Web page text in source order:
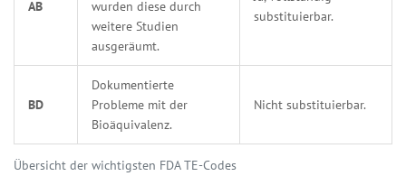
Übersicht der wichtigsten FDA TE-Codes
AB
wurden diese durch
weitere Studien
ausgeräumt.
substituierbar.
BD
Dokumentierte
Probleme mit der
Bioäquivalenz.
Nicht substituierbar.